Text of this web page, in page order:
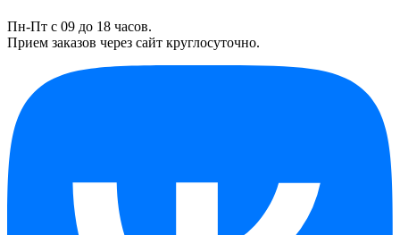
Пн-Пт с 09 до 18 часов.
Прием заказов через сайт круглосуточно.